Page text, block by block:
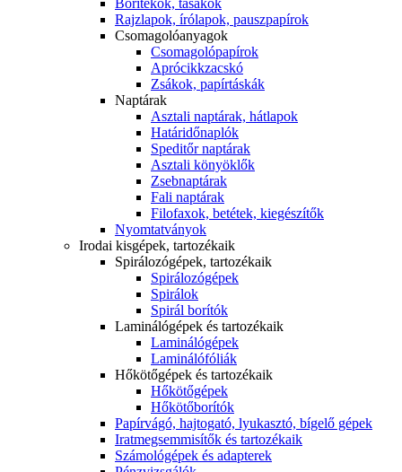
Borítékok, tasakok
Rajzlapok, írólapok, pauszpapírok
Csomagolóanyagok
Csomagolópapírok
Aprócikkzacskó
Zsákok, papírtáskák
Naptárak
Asztali naptárak, hátlapok
Határidőnaplók
Speditőr naptárak
Asztali könyöklők
Zsebnaptárak
Fali naptárak
Filofaxok, betétek, kiegészítők
Nyomtatványok
Irodai kisgépek, tartozékaik
Spirálozógépek, tartozékaik
Spirálozógépek
Spirálok
Spirál borítók
Laminálógépek és tartozékaik
Laminálógépek
Laminálófóliák
Hőkötőgépek és tartozékaik
Hőkötőgépek
Hőkötőborítók
Papírvágó, hajtogató, lyukasztó, bígelő gépek
Iratmegsemmisítők és tartozékaik
Számológépek és adapterek